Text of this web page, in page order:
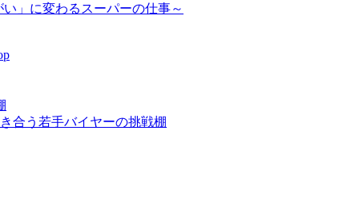
合う若手バイヤーの挑戦棚